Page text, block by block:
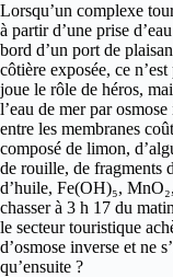
Lorsqu’un complexe
à partir d’une prise
bord d’un port de
côtière exposée, ce
joue le rôle de héros,
l’eau de mer par
entre les membranes
composé de limon,
de rouille, de fragments
d’huile, Fe(OH)₅,
chasser à 3 h 17 du
le secteur touristique
d’osmose inverse et ne
qu’ensuite ?